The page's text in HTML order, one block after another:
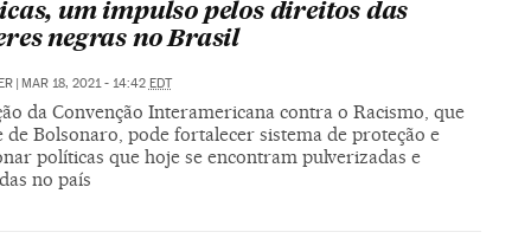
um impulso pelos direitos das
negras no Brasil
MAR 18, 2021 - 14:42 EDT
da Convenção Interamericana contra o Racismo, que
de Bolsonaro, pode fortalecer sistema de proteção e
políticas que hoje se encontram pulverizadas e
no país